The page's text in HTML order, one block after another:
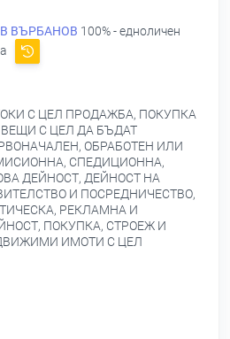
ВЪРБАНОВ 100% - едноличен
С ЦЕЛ ПРОДАЖБА, ПОКУПКА
С ЦЕЛ ДА БЪДАТ
ОБРАБОТЕН ИЛИ
СПЕДИЦИОННА,
ДЕЙНОСТ, ДЕЙНОСТ НА
И ПОСРЕДНИЧЕСТВО,
РЕКЛАМНА И
ПОКУПКА, СТРОЕЖ И
ИМОТИ С ЦЕЛ